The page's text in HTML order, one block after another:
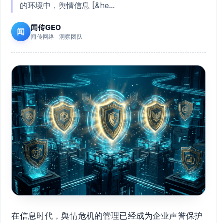
的环境中，舆情信息 [&he...
闻 闻传GEO
闻传网络 · 洞察团队
在信息时代，舆情危机的管理已经成为企业声誉保护